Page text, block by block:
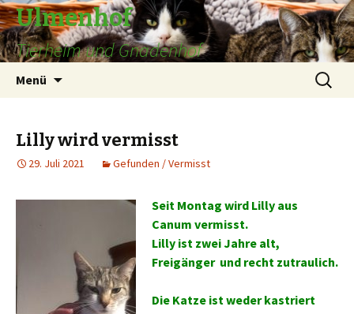
Ulmenhof
Tierheim und Gnadenhof
Menü
Suchen
nach:
Lilly wird vermisst
29. Juli 2021 Gefunden / Vermisst
Seit Montag wird Lilly aus
Canum vermisst.
Lilly ist zwei Jahre alt,
Freigänger und recht zutraulich.
Die Katze ist weder kastriert